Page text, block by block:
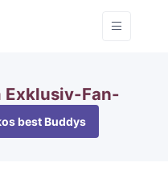
Exklusiv-Fan-
best Buddys